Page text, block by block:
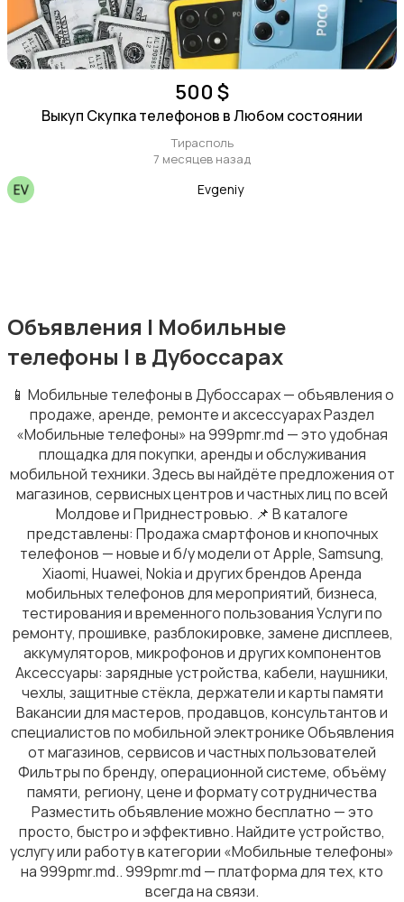
500 $
Выкуп Скупка телефонов в Любом состоянии
Тирасполь
7 месяцев назад
Evgeniy
Объявления | Мобильные
телефоны | в Дубоссарах
📱 Мобильные телефоны в Дубоссарах — объявления о
продаже, аренде, ремонте и аксессуарах Раздел
«Мобильные телефоны» на 999pmr.md — это удобная
площадка для покупки, аренды и обслуживания
мобильной техники. Здесь вы найдёте предложения от
магазинов, сервисных центров и частных лиц по всей
Молдове и Приднестровью. 📌 В каталоге
представлены: Продажа смартфонов и кнопочных
телефонов — новые и б/у модели от Apple, Samsung,
Xiaomi, Huawei, Nokia и других брендов Аренда
мобильных телефонов для мероприятий, бизнеса,
тестирования и временного пользования Услуги по
ремонту, прошивке, разблокировке, замене дисплеев,
аккумуляторов, микрофонов и других компонентов
Аксессуары: зарядные устройства, кабели, наушники,
чехлы, защитные стёкла, держатели и карты памяти
Вакансии для мастеров, продавцов, консультантов и
специалистов по мобильной электронике Объявления
от магазинов, сервисов и частных пользователей
Фильтры по бренду, операционной системе, объёму
памяти, региону, цене и формату сотрудничества
Разместить объявление можно бесплатно — это
просто, быстро и эффективно. Найдите устройство,
услугу или работу в категории «Мобильные телефоны»
на 999pmr.md.. 999pmr.md — платформа для тех, кто
всегда на связи.